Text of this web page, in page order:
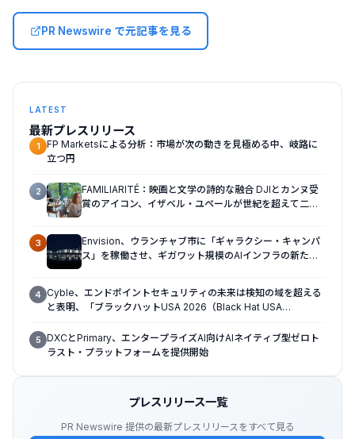
PR Newswire で元記事を見る
LATEST
最新プレスリリース
1
FP Marketsによる分析：市場が次の動きを見極める中、岐路に
立つ円
2
FAMILIARITÉ：映画と文学の詩的な融合 DJIとカンヌ受
賞のアイコン、イザベル・ユペールが世紀を超えて二人
3
Envision、ウランチャブ市に「ギャラクシー・キャンパ
ス」を稼働させ、ギガワット規模のAIインフラの新たな
4 Cyble、エンドポイントセキュリティの未来は検知の域を超える
と表明、「ブラックハットUSA 2026（Black Hat USA
5 DXCとPrimary、エンタープライズAI向けAIネイティブ型ゼロト
ラスト・プラットフォームを提供開始
プレスリリース一覧
PR Newswire 提供の最新プレスリリースをすべて見る